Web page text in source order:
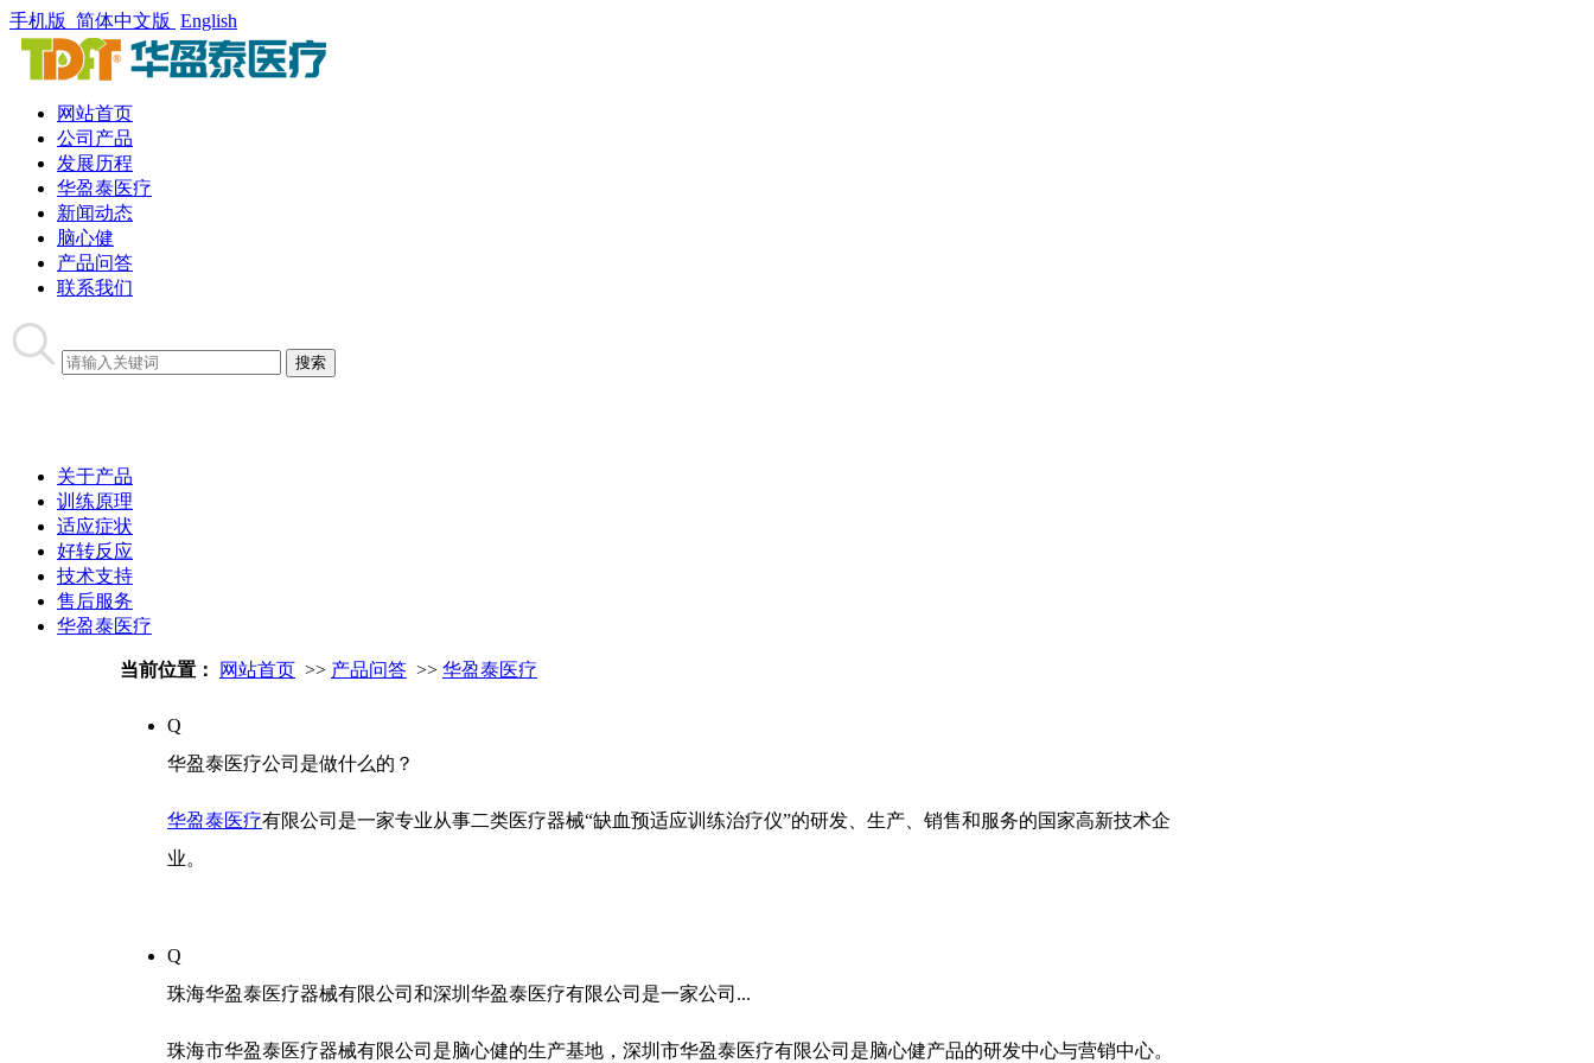
手机版 简体中文版 English
网站首页
公司产品
发展历程
华盈泰医疗
新闻动态
脑心健
产品问答
联系我们
关于产品
训练原理
适应症状
好转反应
技术支持
售后服务
华盈泰医疗
当前位置： 网站首页>> 产品问答>> 华盈泰医疗
Q
华盈泰医疗公司是做什么的？
华盈泰医疗有限公司是一家专业从事二类医疗器械“缺血预适应训练治疗仪”的研发、生产、销售和服务的国家高新技术企
业。
Q
珠海华盈泰医疗器械有限公司和深圳华盈泰医疗有限公司是一家公司...
珠海市华盈泰医疗器械有限公司是脑心健的生产基地，深圳市华盈泰医疗有限公司是脑心健产品的研发中心与营销中心。